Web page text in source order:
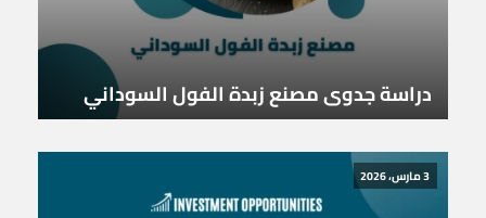
دراسة جدوى مصنع زبدة الفول السوداني
3 مارس، 2026